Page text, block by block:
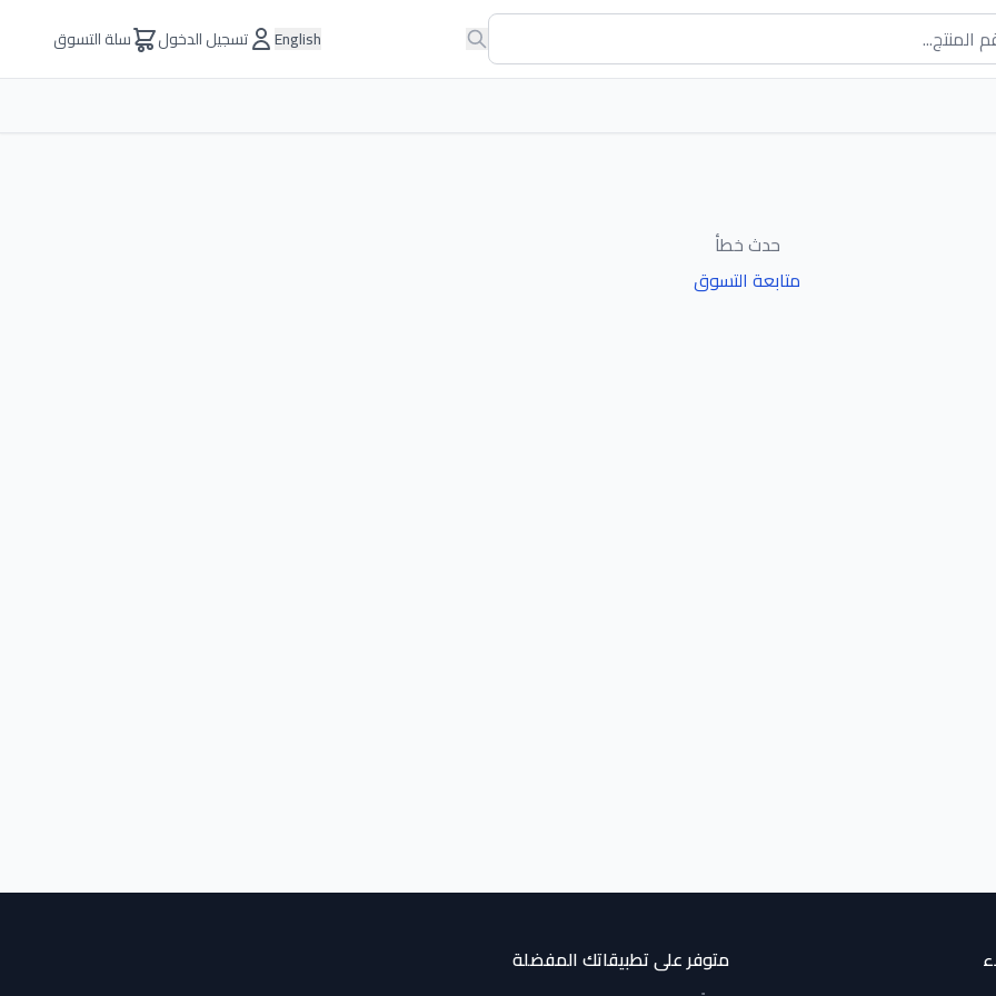
English تسجيل الدخول سلة التسوق
حدث خطأ
متابعة التسوق
متوفر على تطبيقاتك المفضلة